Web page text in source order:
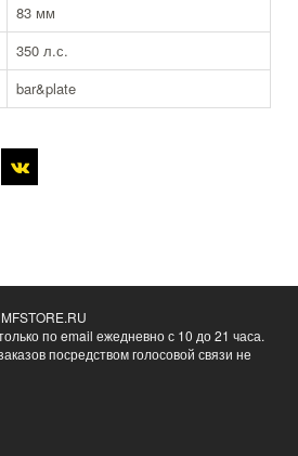
83 мм
350 л.с.
bar&plate
по email ежедневно с 10 до 21 часа.
посредством голосовой связи не